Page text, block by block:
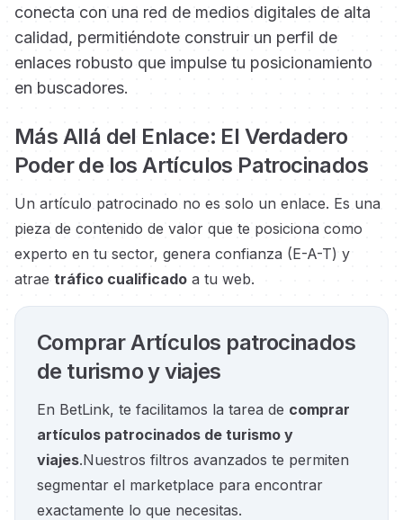
conecta con una red de medios digitales de alta
calidad, permitiéndote construir un perfil de
enlaces robusto que impulse tu posicionamiento
en buscadores.
Más Allá del Enlace: El Verdadero
Poder de los Artículos Patrocinados
Un artículo patrocinado no es solo un enlace. Es una
pieza de contenido de valor que te posiciona como
experto en tu sector, genera confianza (E-A-T) y
atrae tráfico cualificado a tu web.
Comprar Artículos patrocinados
de turismo y viajes
En BetLink, te facilitamos la tarea de comprar
artículos patrocinados de turismo y
viajes.Nuestros filtros avanzados te permiten
segmentar el marketplace para encontrar
exactamente lo que necesitas.